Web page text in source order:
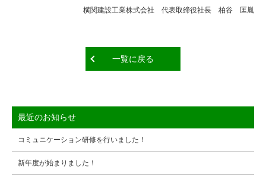
横関建設工業株式会社 代表取締役社長 柏谷 匡胤
一覧に戻る
最近のお知らせ
コミュニケーション研修を行いました！
新年度が始まりました！